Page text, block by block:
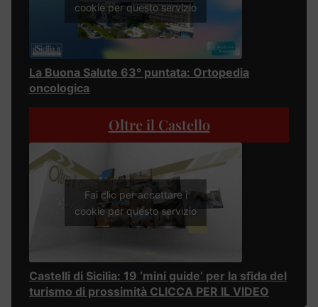
cookie per questo servizio
La Buona Salute 63° puntata: Ortopedia
oncologica
Oltre il Castello
Fai clic per accettare i
cookie per questo servizio
Castelli di Sicilia: 19 ‘mini guide’ per la sfida del
turismo di prossimità CLICCA PER IL VIDEO